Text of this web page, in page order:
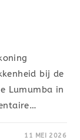
bij de
Lumumba in
11 MEI 2026